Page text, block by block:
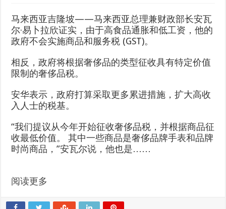
马来西亚吉隆坡——马来西亚总理兼财政部长安瓦
尔·易卜拉欣证实，由于高食品通胀和低工资，他的
政府不会实施商品和服务税 (GST)。
相反，政府将根据奢侈品的类型征收具有特定价值
限制的奢侈品税。
安华表示，政府打算采取更多累进措施，扩大高收
入人士的税基。
“我们提议从今年开始征收奢侈品税，并根据商品征
收最低价值。 其中一些商品是奢侈品牌手表和品牌
时尚商品，”安瓦尔说，他也是……
阅读更多